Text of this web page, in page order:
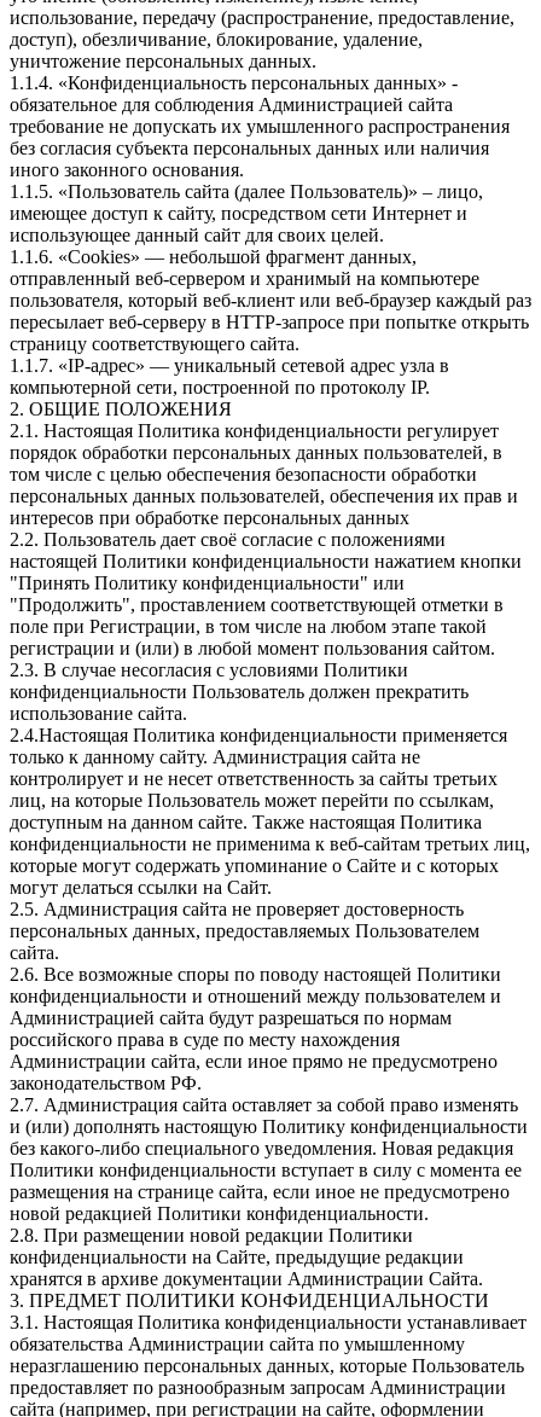
использование, передачу (распространение, предоставление,
доступ), обезличивание, блокирование, удаление,
уничтожение персональных данных.
1.1.4. «Конфиденциальность персональных данных» -
обязательное для соблюдения Администрацией сайта
требование не допускать их умышленного распространения
без согласия субъекта персональных данных или наличия
иного законного основания.
1.1.5. «Пользователь сайта (далее Пользователь)» – лицо,
имеющее доступ к сайту, посредством сети Интернет и
использующее данный сайт для своих целей.
1.1.6. «Cookies» — небольшой фрагмент данных,
отправленный веб-сервером и хранимый на компьютере
пользователя, который веб-клиент или веб-браузер каждый раз
пересылает веб-серверу в HTTP-запросе при попытке открыть
страницу соответствующего сайта.
1.1.7. «IP-адрес» — уникальный сетевой адрес узла в
компьютерной сети, построенной по протоколу IP.
2. ОБЩИЕ ПОЛОЖЕНИЯ
2.1. Настоящая Политика конфиденциальности регулирует
порядок обработки персональных данных пользователей, в
том числе с целью обеспечения безопасности обработки
персональных данных пользователей, обеспечения их прав и
интересов при обработке персональных данных
2.2. Пользователь дает своё согласие с положениями
настоящей Политики конфиденциальности нажатием кнопки
"Принять Политику конфиденциальности" или
"Продолжить", проставлением соответствующей отметки в
поле при Регистрации, в том числе на любом этапе такой
регистрации и (или) в любой момент пользования сайтом.
2.3. В случае несогласия с условиями Политики
конфиденциальности Пользователь должен прекратить
использование сайта.
2.4.Настоящая Политика конфиденциальности применяется
только к данному сайту. Администрация сайта не
контролирует и не несет ответственность за сайты третьих
лиц, на которые Пользователь может перейти по ссылкам,
доступным на данном сайте. Также настоящая Политика
конфиденциальности не применима к веб-сайтам третьих лиц,
которые могут содержать упоминание о Сайте и с которых
могут делаться ссылки на Сайт.
2.5. Администрация сайта не проверяет достоверность
персональных данных, предоставляемых Пользователем
сайта.
2.6. Все возможные споры по поводу настоящей Политики
конфиденциальности и отношений между пользователем и
Администрацией сайта будут разрешаться по нормам
российского права в суде по месту нахождения
Администрации сайта, если иное прямо не предусмотрено
законодательством РФ.
2.7. Администрация сайта оставляет за собой право изменять
и (или) дополнять настоящую Политику конфиденциальности
без какого-либо специального уведомления. Новая редакция
Политики конфиденциальности вступает в силу с момента ее
размещения на странице сайта, если иное не предусмотрено
новой редакцией Политики конфиденциальности.
2.8. При размещении новой редакции Политики
конфиденциальности на Сайте, предыдущие редакции
хранятся в архиве документации Администрации Сайта.
3. ПРЕДМЕТ ПОЛИТИКИ КОНФИДЕНЦИАЛЬНОСТИ
3.1. Настоящая Политика конфиденциальности устанавливает
обязательства Администрации сайта по умышленному
неразглашению персональных данных, которые Пользователь
предоставляет по разнообразным запросам Администрации
сайта (например, при регистрации на сайте, оформлении